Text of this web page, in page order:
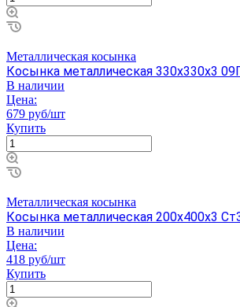
Металлическая косынка
Косынка металлическая 330х330х3
В наличии
Цена:
679 руб/шт
Купить
Металлическая косынка
Косынка металлическая 200х400х3
В наличии
Цена:
418 руб/шт
Купить